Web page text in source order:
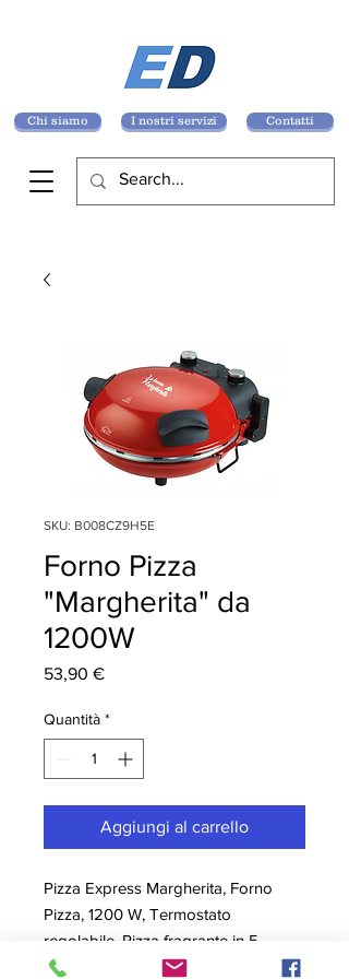
I nostri servizi Contatti
Chi siamo
SKU: B008CZ9H5E
Forno Pizza
"Margherita" da
1200W
53,90 €Prezzo
Quantità *
Aggiungi al carrello
Pizza Express Margherita, Forno
Pizza, 1200 W, Termostato
regolabile, Pizza fragrante in 5
minuti, colore Rosso